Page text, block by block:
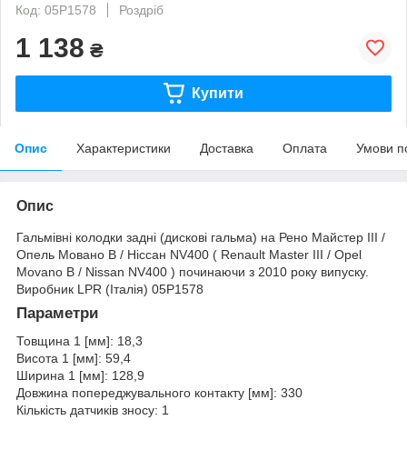
Код: 05P1578
Роздріб
1 138 ₴
Купити
Опис Характеристики Доставка Оплата Умови
Опис
Гальмівні колодки задні (дискові гальма) на Рено Майстер III /
Опель Мовано B / Ніссан NV400 ( Renault Master III / Opel
Movano B / Nissan NV400 ) починаючи з 2010 року випуску.
Виробник LPR (Італія) 05P1578
Параметри
Товщина 1 [мм]: 18,3
Висота 1 [мм]: 59,4
Ширина 1 [мм]: 128,9
Довжина попереджувального контакту [мм]: 330
Кількість датчиків зносу: 1